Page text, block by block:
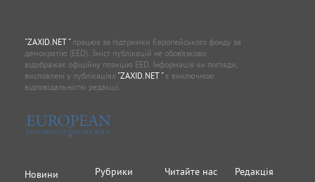
"ZAXID.NET "працює за підтримки Європейського фонду за
демократію (EED). Зміст публікацій не обов’язково
відображає офіційну позицію EED. Інформація чи погляди,
висловлені у публікаціях "ZAXID.NET "є виключною
відповідальністю редакції.
Новини Рубрики Читайте нас Редакція